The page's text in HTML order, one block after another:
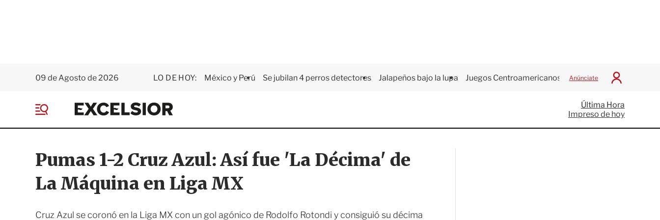
09 de Agosto de 2026 LO DE HOY: México y Perú Se jubilan 4 perros detectores Jalapeños bajo la lupa Juegos Centroamericanos Anúnciate
I
c
i
a
E
x
e
i
o
r
e
Última Hora
Impreso de hoy
Pumas 1-2 Cruz Azul: Así fue 'La Décima' de
La Máquina en Liga MX
Cruz Azul se coronó en la Liga MX con un gol agónico de Rodolfo Rotondi y consiguió su décima